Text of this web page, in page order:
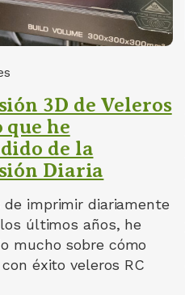
3D de Veleros
que he
de la
Diaria
de imprimir diariamente
últimos años, he
mucho sobre cómo
éxito veleros RC